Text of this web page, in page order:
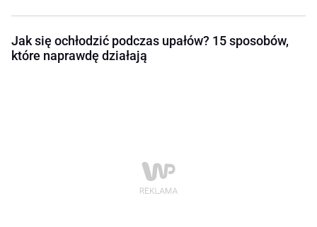
Jak się ochłodzić podczas upałów? 15 sposobów,
które naprawdę działają